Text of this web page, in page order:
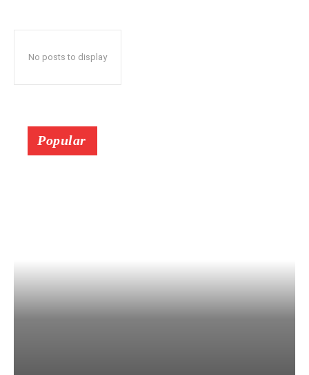
No posts to display
Popular